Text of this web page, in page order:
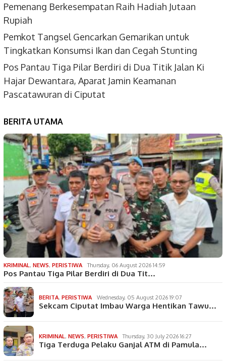
Pemenang Berkesempatan Raih Hadiah Jutaan
Rupiah
Pemkot Tangsel Gencarkan Gemarikan untuk
Tingkatkan Konsumsi Ikan dan Cegah Stunting
Pos Pantau Tiga Pilar Berdiri di Dua Titik Jalan Ki
Hajar Dewantara, Aparat Jamin Keamanan
Pascatawuran di Ciputat
BERITA UTAMA
KRIMINAL, NEWS, PERISTIWA Thursday, 06 August 2026 14:59
Pos Pantau Tiga Pilar Berdiri di Dua Tit…
BERITA, PERISTIWA Wednesday, 05 August 2026 19:07
Sekcam Ciputat Imbau Warga Hentikan Tawu…
KRIMINAL, NEWS, PERISTIWA Thursday, 30 July 2026 16:27
Tiga Terduga Pelaku Ganjal ATM di Pamula…